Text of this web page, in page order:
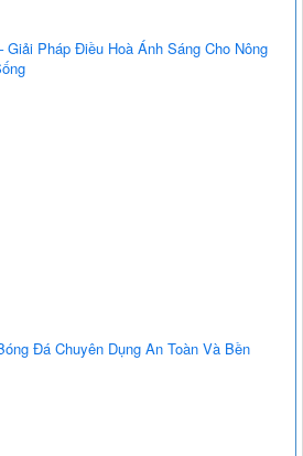
Giải Pháp Điều Hoà Ánh Sáng Cho Nông
Đá Chuyên Dụng An Toàn Và Bền